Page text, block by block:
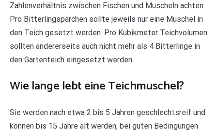
Zahlenverhältnis zwischen Fischen und Muscheln achten.
Pro Bitterlingspärchen sollte jeweils nur eine Muschel in
den Teich gesetzt werden. Pro Kubikmeter Teichvolumen
sollten andererseits auch nicht mehr als 4 Bitterlinge in
den Gartenteich eingesetzt werden.
Wie lange lebt eine Teichmuschel?
Sie werden nach etwa 2 bis 5 Jahren geschlechtsreif und
können bis 15 Jahre alt werden, bei guten Bedingungen